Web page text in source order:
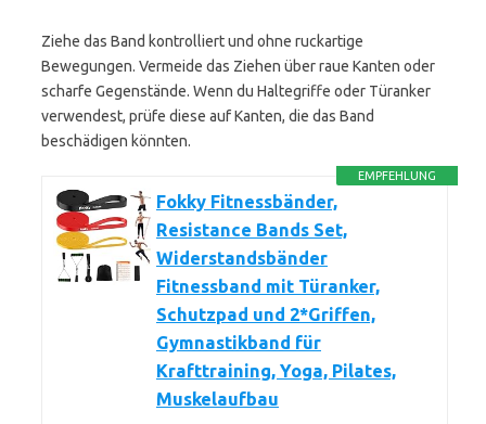
Ziehe das Band kontrolliert und ohne ruckartige
Bewegungen. Vermeide das Ziehen über raue Kanten oder
scharfe Gegenstände. Wenn du Haltegriffe oder Türanker
verwendest, prüfe diese auf Kanten, die das Band
beschädigen könnten.
EMPFEHLUNG
Fokky Fitnessbänder,
Resistance Bands Set,
Widerstandsbänder
Fitnessband mit Türanker,
Schutzpad und 2*Griffen,
Gymnastikband für
Krafttraining, Yoga, Pilates,
Muskelaufbau